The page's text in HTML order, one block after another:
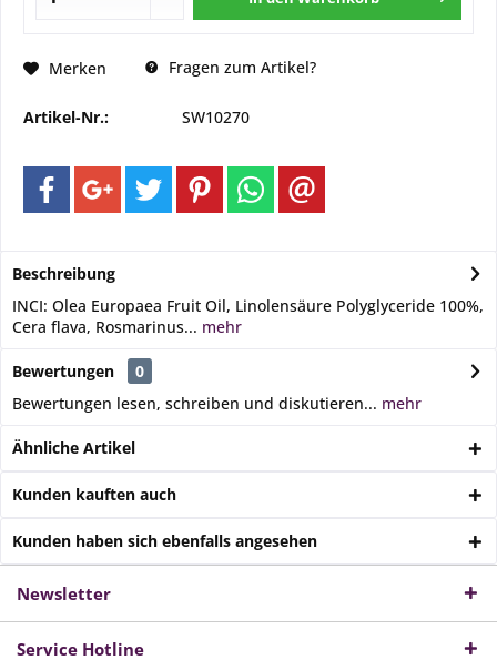
Merken Fragen zum Artikel?
Artikel-Nr.: SW10270
Beschreibung
INCI: Olea Europaea Fruit Oil, Linolensäure Polyglyceride 100%,
Cera flava, Rosmarinus... mehr
Bewertungen
0
Bewertungen lesen, schreiben und diskutieren... mehr
Ähnliche Artikel
Kunden kauften auch
Kunden haben sich ebenfalls angesehen
Newsletter
Service Hotline